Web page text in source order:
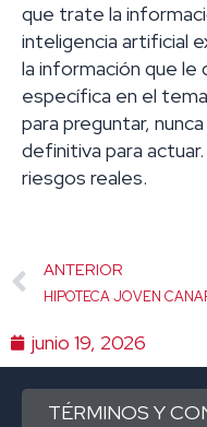
que trate la
inteligencia artificial
la información que le
específica en el
para preguntar,
definitiva para
riesgos reales.
Ant
ANTERIOR
HIPOTECA JOVEN
junio 19, 2026
TÉRMINOS Y